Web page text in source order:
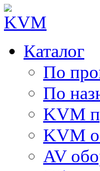
Каталог
По
По
KVM
KVM
AV